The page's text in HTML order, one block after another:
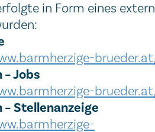
in Form eines
Jobs
– Stellenanzeige